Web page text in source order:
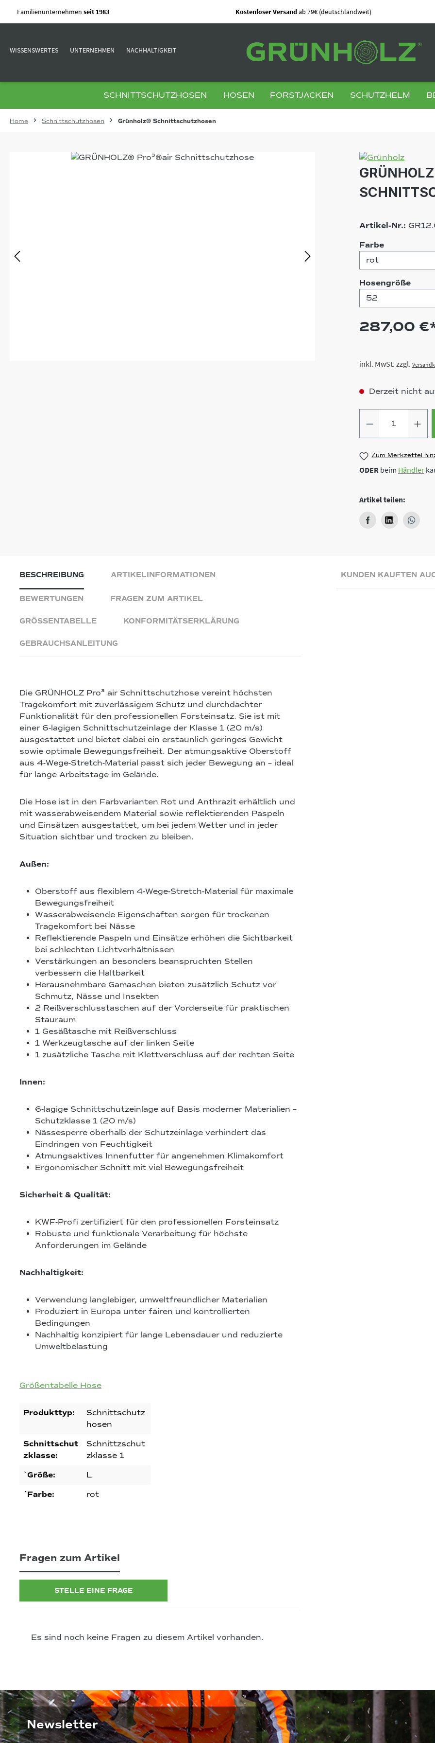
Hauptinhalt springen
Zur Suche springen
Zur Hauptnavigation springen
Familienunternehmen seit 1983 Kostenloser Versandab 79€ (deutschlandweit)
WISSENSWERTES UNTERNEHMEN NACHHALTIGKEIT
SCHNITTSCHUTZHOSEN HOSEN FORSTJACKEN SCHUTZHELM
Home Schnittschutzhosen Grünholz® Schnittschutzhosen
Bildergalerie überspringen
Artikel-Nr.:
Farbeauswählen
Hosengröße
287,00
inkl. MwSt. zzgl.
Derzeit nicht
Produkt
Zum Merkzettel
ODER beim Händler
Artikel teilen:
BESCHREIBUNG ARTIKELINFORMATIONEN
BEWERTUNGEN FRAGEN ZUM ARTIKEL
GRÖSSENTABELLE KONFORMITÄTSERKLÄRUNG
GEBRAUCHSANLEITUNG
Die GRÜNHOLZ Pro³ air Schnittschutzhose vereint höchsten
Tragekomfort mit zuverlässigem Schutz und durchdachter
Funktionalität für den professionellen Forsteinsatz. Sie ist mit
einer 6-lagigen Schnittschutzeinlage der Klasse 1 (20 m/s)
ausgestattet und bietet dabei ein erstaunlich geringes Gewicht
sowie optimale Bewegungsfreiheit. Der atmungsaktive Oberstoff
aus 4-Wege-Stretch-Material passt sich jeder Bewegung an – ideal
für lange Arbeitstage im Gelände.
Die Hose ist in den Farbvarianten Rot und Anthrazit erhältlich und
mit wasserabweisendem Material sowie reflektierenden Paspeln
und Einsätzen ausgestattet, um bei jedem Wetter und in jeder
Situation sichtbar und trocken zu bleiben.
Außen:
Oberstoff aus flexiblem 4-Wege-Stretch-Material für maximale
Bewegungsfreiheit
Wasserabweisende Eigenschaften sorgen für trockenen
Tragekomfort bei Nässe
Reflektierende Paspeln und Einsätze erhöhen die Sichtbarkeit
bei schlechten Lichtverhältnissen
Verstärkungen an besonders beanspruchten Stellen
verbessern die Haltbarkeit
Herausnehmbare Gamaschen bieten zusätzlich Schutz vor
Schmutz, Nässe und Insekten
2 Reißverschlusstaschen auf der Vorderseite für praktischen
Stauraum
1 Gesäßtasche mit Reißverschluss
1 Werkzeugtasche auf der linken Seite
1 zusätzliche Tasche mit Klettverschluss auf der rechten Seite
Innen:
6-lagige Schnittschutzeinlage auf Basis moderner Materialien –
Schutzklasse 1 (20 m/s)
Nässesperre oberhalb der Schutzeinlage verhindert das
Eindringen von Feuchtigkeit
Atmungsaktives Innenfutter für angenehmen Klimakomfort
Ergonomischer Schnitt mit viel Bewegungsfreiheit
Sicherheit & Qualität:
KWF-Profi zertifiziert für den professionellen Forsteinsatz
Robuste und funktionale Verarbeitung für höchste
Anforderungen im Gelände
Nachhaltigkeit:
Verwendung langlebiger, umweltfreundlicher Materialien
Produziert in Europa unter fairen und kontrollierten
Bedingungen
Nachhaltig konzipiert für lange Lebensdauer und reduzierte
Umweltbelastung
Größentabelle Hose
Produkttyp:
Schnittschutz
hosen
Schnittschut
zklasse:
Schnittzschut
zklasse 1
`Größe:
L
´Farbe:
rot
Fragen zum Artikel
STELLE EINE FRAGE
Es sind noch keine Fragen zu diesem Artikel vorhanden.
KUNDEN KAUFTEN
Newsletter